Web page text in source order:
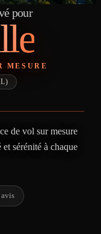
pour
MESURE
de vol sur mesure
sérénité à chaque